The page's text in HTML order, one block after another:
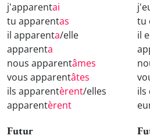
j'apparentai
tu apparentas
il apparenta/elle
apparenta
nous apparentâmes
vous apparentâtes
ils apparentèrent/elles
apparentèrent
tu
il
ils
Futur